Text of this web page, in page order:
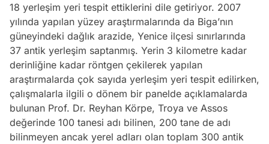
18 yerleşim yeri tespit ettiklerini dile getiriyor. 2007
yılında yapılan yüzey araştırmalarında da Biga’nın
güneyindeki dağlık arazide, Yenice ilçesi sınırlarında
37 antik yerleşim saptanmış. Yerin 3 kilometre kadar
derinliğine kadar röntgen çekilerek yapılan
araştırmalarda çok sayıda yerleşim yeri tespit edilirken,
çalışmalarla ilgili o dönem bir panelde açıklamalarda
bulunan Prof. Dr. Reyhan Körpe, Troya ve Assos
değerinde 100 tanesi adı bilinen, 200 tane de adı
bilinmeyen ancak yerel adları olan toplam 300 antik